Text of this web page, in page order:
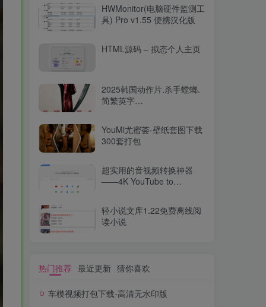
HWMonitor(电脑硬件监测工
具) Pro v1.55 便携汉化版
HTML源码 – 拟态个人主页
2025韩国动作片.杀手螳螂.
简繁英字
YouMi尤蜜荟-壁纸套图下载
300套打包
超实用的音视频转换神器
——4K YouTube to
轻小说文库1.22免费离线阅
读小说
热门推荐 最近更新 猜你喜欢
车模视频打包下载-高清无水印版